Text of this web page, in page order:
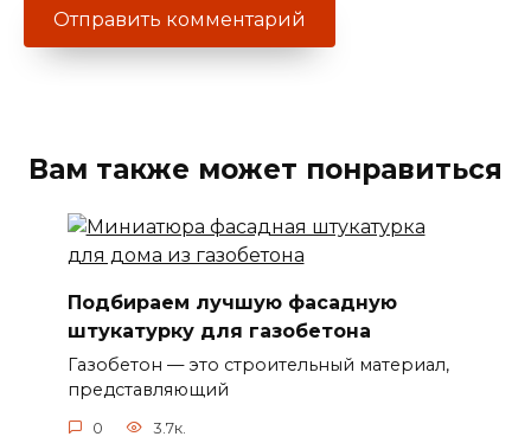
Вам также может понравиться
Подбираем лучшую фасадную
штукатурку для газобетона
Газобетон — это строительный материал,
представляющий
0 3.7к.